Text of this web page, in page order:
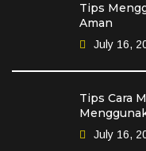
Tips
Aman
July 16,
Tips Cara
July 16,